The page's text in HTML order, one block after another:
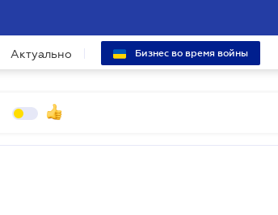
Актуально Бизнес во время войны